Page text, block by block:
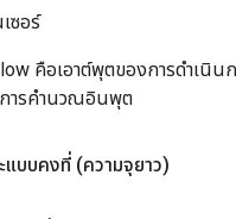
ซอร์
คือเอาต์พุตของการดำเนิน
ารคำนวณอินพุต
แบบคงที่ (ความจุยาว)